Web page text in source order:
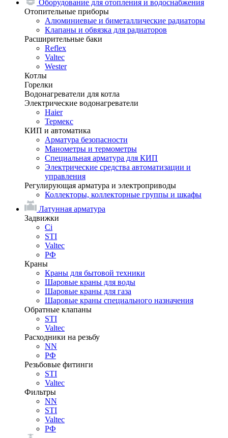
Оборудование для отопления и водоснабжения
Отопительные приборы
Алюминиевые и биметаллические радиаторы
Клапаны и обвязка для радиаторов
Расширительные баки
Reflex
Valtec
Wester
Котлы
Горелки
Водонагреватели для котла
Электрические водонагреватели
Haier
Термекс
КИП и автоматика
Арматура безопасности
Манометры и термометры
Специальная арматура для КИП
Электрические средства автоматизации и
управления
Регулирующая арматура и электроприводы
Коллекторы, коллекторные группы и шкафы
Латунная арматура
Задвижки
Ci
STI
Valtec
РФ
Краны
Краны для бытовой техники
Шаровые краны для воды
Шаровые краны для газа
Шаровые краны специального назначения
Обратные клапаны
STI
Valtec
Расходники на резьбу
NN
РФ
Резьбовые фитинги
STI
Valtec
Фильтры
NN
STI
Valtec
РФ